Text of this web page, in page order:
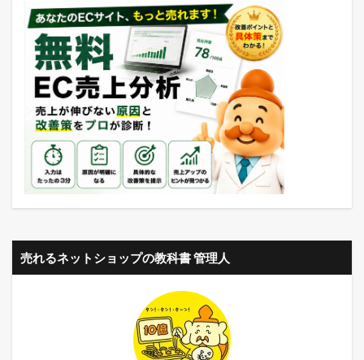
売れるネットショップの教科書 管理人